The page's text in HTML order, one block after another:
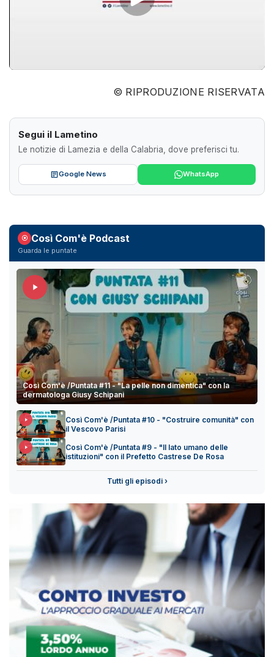
© RIPRODUZIONE RISERVATA
Segui il Lametino
Le notizie di Lamezia e della Calabria, dove preferisci tu.
Google News WhatsApp
Così Com'è Podcast
Guarda le puntate
Così Com'è /Puntata #11 - "La pelle non dimentica" con la
dermatologa Giusy Schipani
Così Com'è /Puntata #10 - "Costruire comunità" con
il Vescovo Parisi
Così Com'è /Puntata #9 - "Il lato umano delle
istituzioni" con il Prefetto Castrese De Rosa
Tutti gli episodi ›